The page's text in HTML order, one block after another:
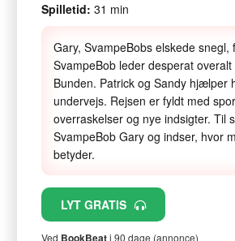
Spilletid: 31 min
Gary, SvampeBobs elskede snegl,
SvampeBob leder desperat overalt
Bunden. Patrick og Sandy hjælper
undervejs. Rejsen er fyldt med
overraskelser og nye indsigter. Til
SvampeBob Gary og indser, hvor
betyder.
LYT GRATIS
Ved BookBeati 90 dage (annonce)